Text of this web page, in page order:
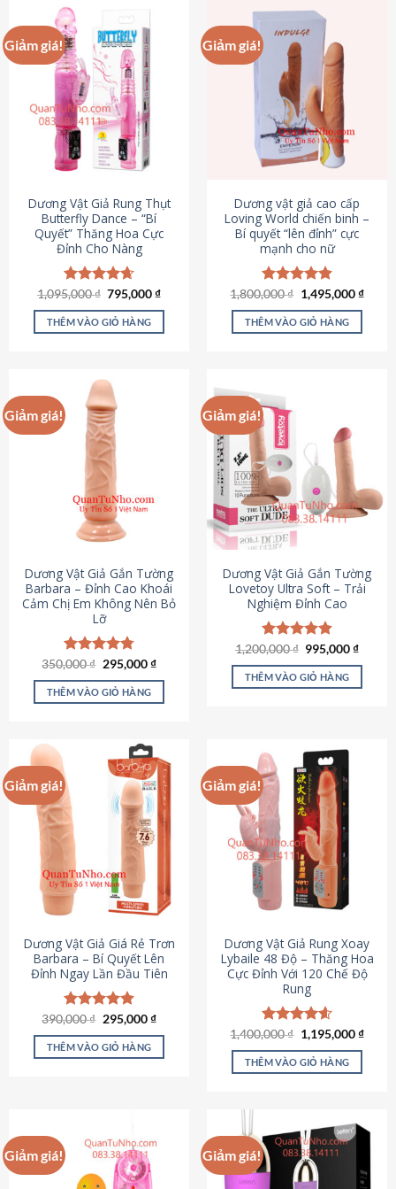
Giảm giá!
Dương Vật Giả Rung Thụt
Butterfly Dance – “Bí
Quyết” Thăng Hoa Cực
Đỉnh Cho Nàng
Được xếp
hạng4.65
5 sao
1,095,000₫ Giá
là:
1,095,000 ₫.
795,000₫Giá
tại
THÊM VÀO GIỎ HÀNG
Giảm giá!
Dương vật giả cao cấp
Loving World chiến binh –
Bí quyết “lên đỉnh” cực
mạnh cho nữ
Được xếp
hạng4.89
5 sao
1,800,000₫ Giá
gốc
là:
1,800,000 ₫.
1,495,000₫Giá
THÊM VÀO GIỎ HÀNG
Giảm giá!
Dương Vật Giả Gắn Tường
Barbara – Đỉnh Cao Khoái
Cảm Chị Em Không Nên Bỏ
Lỡ
Được xếp
hạng4.79
5 sao
350,000₫ Giá
là:
350,000 ₫.
295,000₫Giá
tại
THÊM VÀO GIỎ HÀNG
Giảm giá!
Dương Vật Giả Gắn Tường
Lovetoy Ultra Soft – Trải
Nghiệm Đỉnh Cao
Được xếp
hạng4.82
5 sao
1,200,000₫ Giá
là:
1,200,000 ₫.
995,000₫Giá
tại
THÊM VÀO GIỎ HÀNG
Giảm giá!
Dương Vật Giả Giá Rẻ Trơn
Barbara – Bí Quyết Lên
Đỉnh Ngay Lần Đầu Tiên
Được xếp
hạng4.90
5 sao
390,000₫ Giá
là:
390,000 ₫.
295,000₫Giá
tại
THÊM VÀO GIỎ HÀNG
Giảm giá!
Dương Vật Giả Rung Xoay
Lybaile 48 Độ – Thăng Hoa
Cực Đỉnh Với 120 Chế Độ
Rung
Được xếp
hạng4.62
5 sao
1,400,000₫ Giá
gốc
là:
1,400,000 ₫.
1,195,000₫Giá
THÊM VÀO GIỎ HÀNG
Giảm giá! Giảm giá!